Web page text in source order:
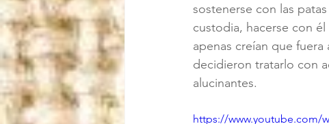
sostenerse con las
custodia, hacerse con
apenas creían que
decidieron tratarlo con
alucinantes.
https://www.youtube.com/